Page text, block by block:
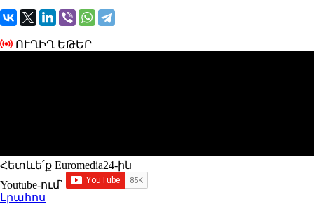
ՈՒՂԻՂ ԵԹԵՐ
Հետևե՛ք Euromedia24-ին
Youtube-ում`
Լրահոս